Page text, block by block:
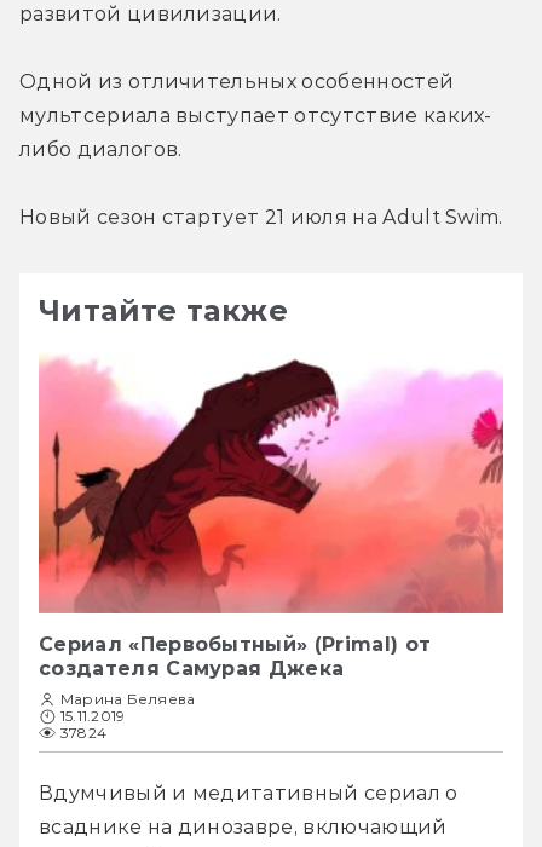
развитой цивилизации.
Одной из отличительных особенностей
мультсериала выступает отсутствие каких-
либо диалогов.
Новый сезон стартует 21 июля на Adult Swim.
Читайте также
Сериал «Первобытный» (Primal) от
создателя Самурая Джека
Марина Беляева
15.11.2019
37824
Вдумчивый и медитативный сериал о
всаднике на динозавре, включающий